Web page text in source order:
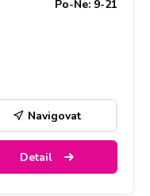
Po-Ne: 9-21
Navigovat
Detail